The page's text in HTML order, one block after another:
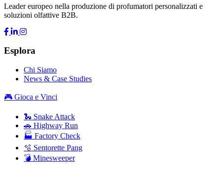
Leader europeo nella produzione di profumatori personalizzati e
soluzioni olfattive B2B.
Esplora
Chi Siamo
News & Case Studies
🎮 Gioca e Vinci
🐍 Snake Attack
🚗 Highway Run
🏭 Factory Check
🫧 Sentorette Pang
💣 Minesweeper